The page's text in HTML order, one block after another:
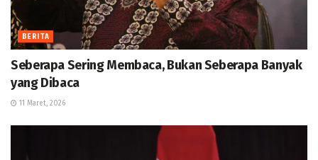
BERITA
Seberapa Sering Membaca, Bukan Seberapa Banyak
yang Dibaca
11 Maret, 2026